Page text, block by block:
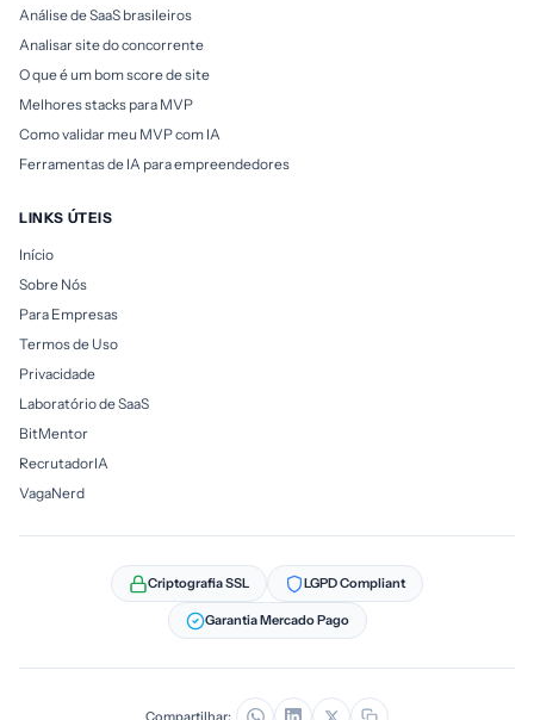
Análise de SaaS brasileiros
Analisar site do concorrente
O que é um bom score de site
Melhores stacks para MVP
Como validar meu MVP com IA
Ferramentas de IA para empreendedores
LINKS ÚTEIS
Início
Sobre Nós
Para Empresas
Termos de Uso
Privacidade
Laboratório de SaaS
BitMentor
RecrutadorIA
VagaNerd
Criptografia SSL LGPD Compliant
Garantia Mercado Pago
Compartilhar: